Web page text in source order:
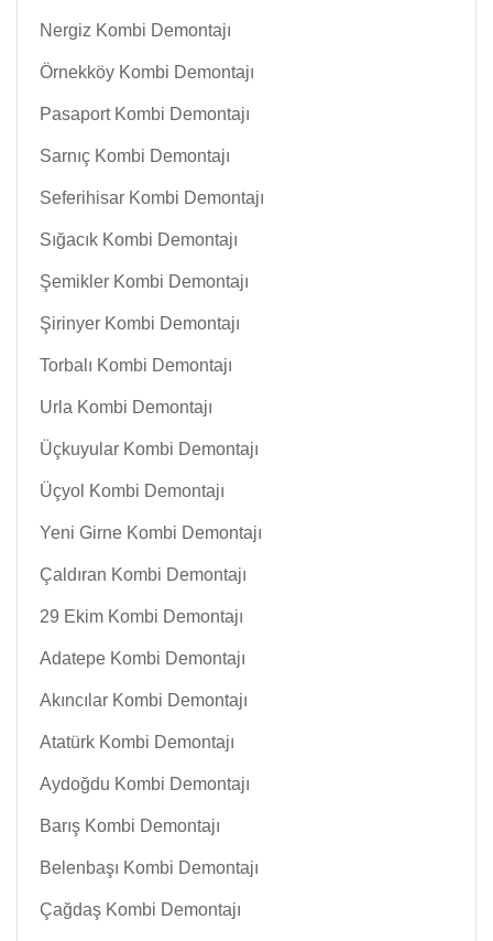
Nergiz Kombi Demontajı
Örnekköy Kombi Demontajı
Pasaport Kombi Demontajı
Sarnıç Kombi Demontajı
Seferihisar Kombi Demontajı
Sığacık Kombi Demontajı
Şemikler Kombi Demontajı
Şirinyer Kombi Demontajı
Torbalı Kombi Demontajı
Urla Kombi Demontajı
Üçkuyular Kombi Demontajı
Üçyol Kombi Demontajı
Yeni Girne Kombi Demontajı
Çaldıran Kombi Demontajı
29 Ekim Kombi Demontajı
Adatepe Kombi Demontajı
Akıncılar Kombi Demontajı
Atatürk Kombi Demontajı
Aydoğdu Kombi Demontajı
Barış Kombi Demontajı
Belenbaşı Kombi Demontajı
Çağdaş Kombi Demontajı